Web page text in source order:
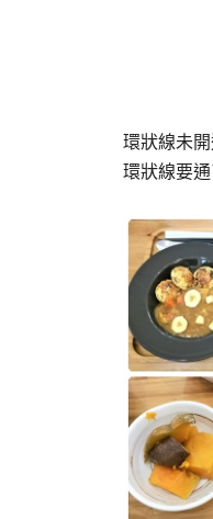
環狀線未開
環狀線要